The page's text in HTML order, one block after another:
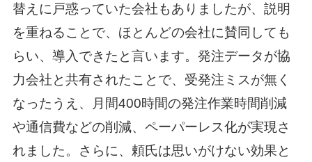
替えに戸惑っていた会社もありましたが、説明
を重ねることで、ほとんどの会社に賛同しても
らい、導入できたと言います。発注データが協
力会社と共有されたことで、受発注ミスが無く
なったうえ、月間400時間の発注作業時間削減
や通信費などの削減、ペーパーレス化が実現さ
れました。さらに、頼氏は思いがけない効果と